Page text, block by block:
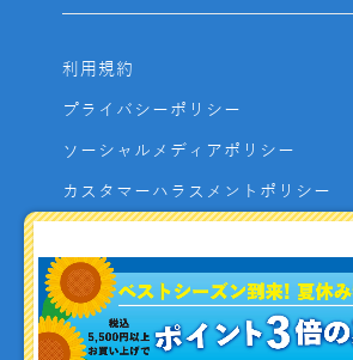
利用規約
プライバシーポリシー
ソーシャルメディアポリシー
カスタマーハラスメントポリシー
よくあるご質問
お問い合わせ
利用者資金の保全方法